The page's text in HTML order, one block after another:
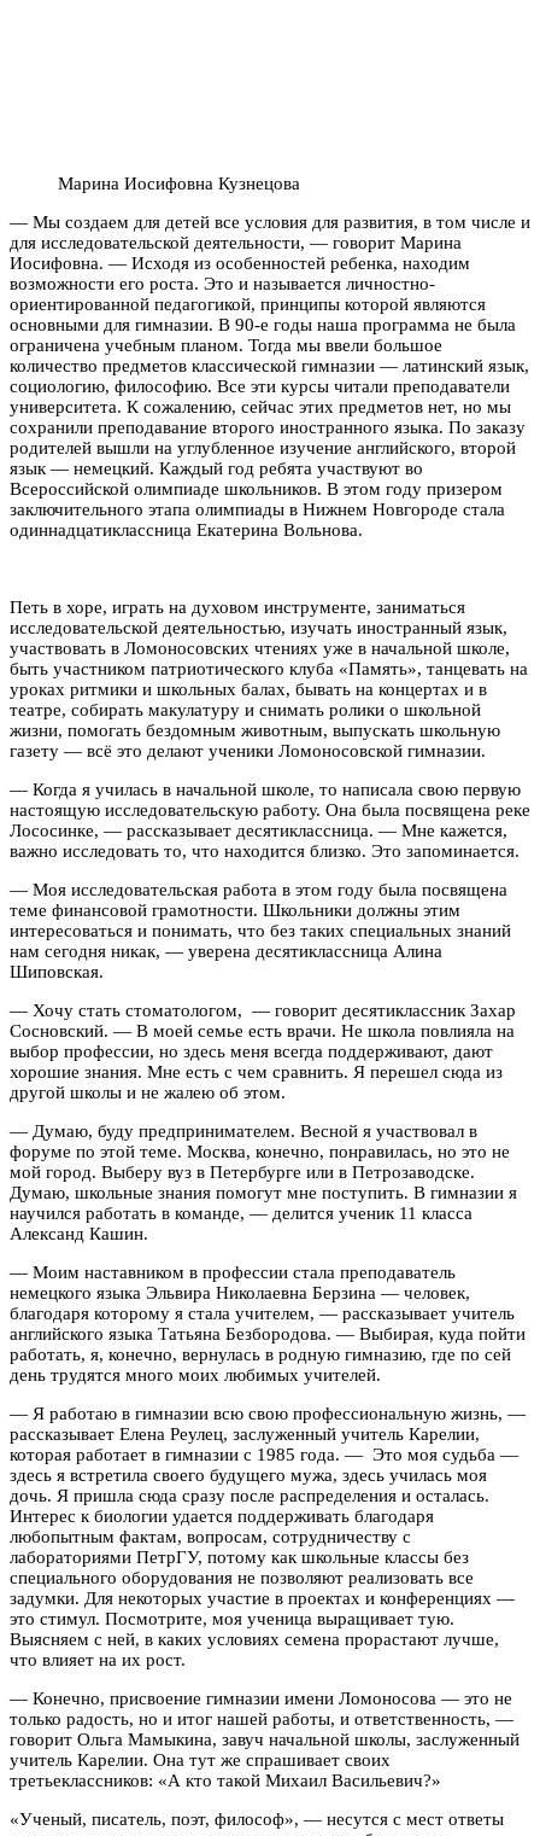
Марина Иосифовна Кузнецова
— Мы создаем для детей все условия для развития, в том числе и
для исследовательской деятельности, — говорит Марина
Иосифовна. — Исходя из особенностей ребенка, находим
возможности его роста. Это и называется личностно-
ориентированной педагогикой, принципы которой являются
основными для гимназии. В 90-е годы наша программа не была
ограничена учебным планом. Тогда мы ввели большое
количество предметов классической гимназии — латинский язык,
социологию, философию. Все эти курсы читали преподаватели
университета. К сожалению, сейчас этих предметов нет, но мы
сохранили преподавание второго иностранного языка. По заказу
родителей вышли на углубленное изучение английского, второй
язык — немецкий. Каждый год ребята участвуют во
Всероссийской олимпиаде школьников. В этом году призером
заключительного этапа олимпиады в Нижнем Новгороде стала
одиннадцатиклассница Екатерина Вольнова.
Петь в хоре, играть на духовом инструменте, заниматься
исследовательской деятельностью, изучать иностранный язык,
участвовать в Ломоносовских чтениях уже в начальной школе,
быть участником патриотического клуба «Память», танцевать на
уроках ритмики и школьных балах, бывать на концертах и в
театре, собирать макулатуру и снимать ролики о школьной
жизни, помогать бездомным животным, выпускать школьную
газету — всё это делают ученики Ломоносовской гимназии.
— Когда я училась в начальной школе, то написала свою первую
настоящую исследовательскую работу. Она была посвящена реке
Лососинке, — рассказывает десятиклассница. — Мне кажется,
важно исследовать то, что находится близко. Это запоминается.
— Моя исследовательская работа в этом году была посвящена
теме финансовой грамотности. Школьники должны этим
интересоваться и понимать, что без таких специальных знаний
нам сегодня никак, — уверена десятиклассница Алина
Шиповская.
— Хочу стать стоматологом, — говорит десятиклассник Захар
Сосновский. — В моей семье есть врачи. Не школа повлияла на
выбор профессии, но здесь меня всегда поддерживают, дают
хорошие знания. Мне есть с чем сравнить. Я перешел сюда из
другой школы и не жалею об этом.
— Думаю, буду предпринимателем. Весной я участвовал в
форуме по этой теме. Москва, конечно, понравилась, но это не
мой город. Выберу вуз в Петербурге или в Петрозаводске.
Думаю, школьные знания помогут мне поступить. В гимназии я
научился работать в команде, — делится ученик 11 класса
Александ Кашин.
— Моим наставником в профессии стала преподаватель
немецкого языка Эльвира Николаевна Берзина — человек,
благодаря которому я стала учителем, — рассказывает учитель
английского языка Татьяна Безбородова. — Выбирая, куда пойти
работать, я, конечно, вернулась в родную гимназию, где по сей
день трудятся много моих любимых учителей.
— Я работаю в гимназии всю свою профессиональную жизнь, —
рассказывает Елена Реулец, заслуженный учитель Карелии,
которая работает в гимназии с 1985 года. — Это моя судьба —
здесь я встретила своего будущего мужа, здесь училась моя
дочь. Я пришла сюда сразу после распределения и осталась.
Интерес к биологии удается поддерживать благодаря
любопытным фактам, вопросам, сотрудничеству с
лабораториями ПетрГУ, потому как школьные классы без
специального оборудования не позволяют реализовать все
задумки. Для некоторых участие в проектах и конференциях —
это стимул. Посмотрите, моя ученица выращивает тую.
Выясняем с ней, в каких условиях семена прорастают лучше,
что влияет на их рост.
— Конечно, присвоение гимназии имени Ломоносова — это не
только радость, но и итог нашей работы, и ответственность, —
говорит Ольга Мамыкина, завуч начальной школы, заслуженный
учитель Карелии. Она тут же спрашивает своих
третьеклассников: «А кто такой Михаил Васильевич?»
«Ученый, писатель, поэт, философ», — несутся с мест ответы